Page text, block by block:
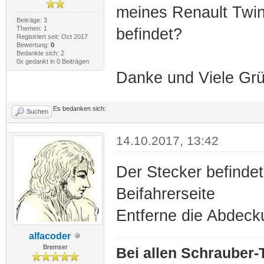
Beiträge: 3
Themen: 1
Registriert seit: Oct 2017
Bewertung: 0
Bedankte sich: 2
0x gedankt in 0 Beiträgen
meines Renault
befindet?
Danke und Viele
Suchen Es bedanken sich:
alfacoder
Bremser
14.10.2017, 13:42
Der Stecker
Beifahrerseite
Entferne die
Bei allen